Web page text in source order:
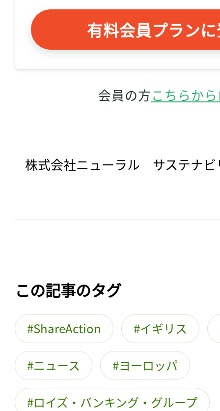
有料会員プラン
会員の方こちらか
株式会社ニューラル　サステナビ
この記事のタグ
ShareAction イギリス
ニュース ヨーロッパ
ロイズ・バンキング・グループ